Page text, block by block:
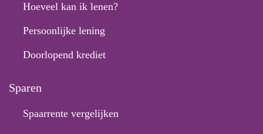
Hoeveel kan ik lenen?
Persoonlijke lening
Doorlopend krediet
Sparen
Spaarrente vergelijken